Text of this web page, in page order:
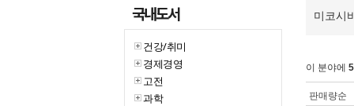
국내도서
건강/취미
경제경영
고전
과학
미코시
이 분야에 5
판매량순